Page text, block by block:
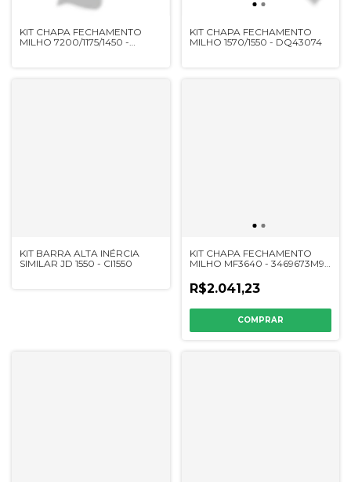
KIT CHAPA FECHAMENTO
MILHO 7200/1175/1450 -
KIT CHAPA FECHAMENTO
MILHO 1570/1550 - DQ43074
KIT BARRA ALTA INÉRCIA
SIMILAR JD 1550 - CI1550
KIT CHAPA FECHAMENTO
MILHO MF3640 - 3469673M91
R$2.041,23